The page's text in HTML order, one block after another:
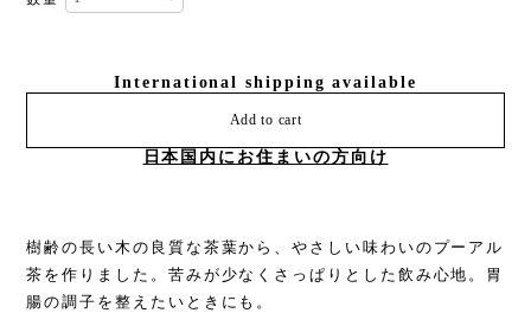
International shipping available
Add to cart
日本国内にお住まいの方向け
樹齢の長い木の良質な茶葉から、やさしい味わいのプーアル
茶を作りました。苦みが少なくさっぱりとした飲み心地。胃
腸の調子を整えたいときにも。